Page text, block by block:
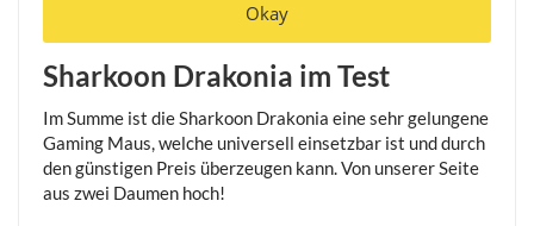
Okay
Sharkoon Drakonia im Test
Im Summe ist die Sharkoon Drakonia eine sehr gelungene
Gaming Maus, welche universell einsetzbar ist und durch
den günstigen Preis überzeugen kann. Von unserer Seite
aus zwei Daumen hoch!